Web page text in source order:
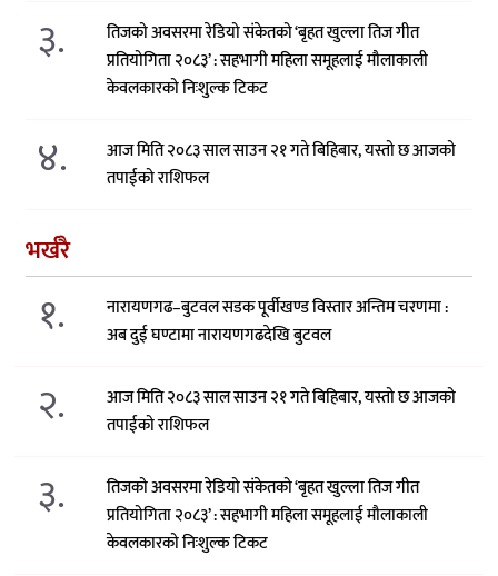
३.
तिजको अवसरमा रेडियो संकेतको ‘बृहत खुल्ला तिज गीत
प्रतियोगिता २०८३’ : सहभागी महिला समूहलाई मौलाकाली
केवलकारको निःशुल्क टिकट
४.
आज मिति २०८३ साल साउन २१ गते बिहिबार, यस्तो छ आजको
तपाईको राशिफल
भर्खरै
१.
नारायणगढ–बुटवल सडक पूर्वीखण्ड विस्तार अन्तिम चरणमा :
अब दुई घण्टामा नारायणगढदेखि बुटवल
२.
आज मिति २०८३ साल साउन २१ गते बिहिबार, यस्तो छ आजको
तपाईको राशिफल
३.
तिजको अवसरमा रेडियो संकेतको ‘बृहत खुल्ला तिज गीत
प्रतियोगिता २०८३’ : सहभागी महिला समूहलाई मौलाकाली
केवलकारको निःशुल्क टिकट